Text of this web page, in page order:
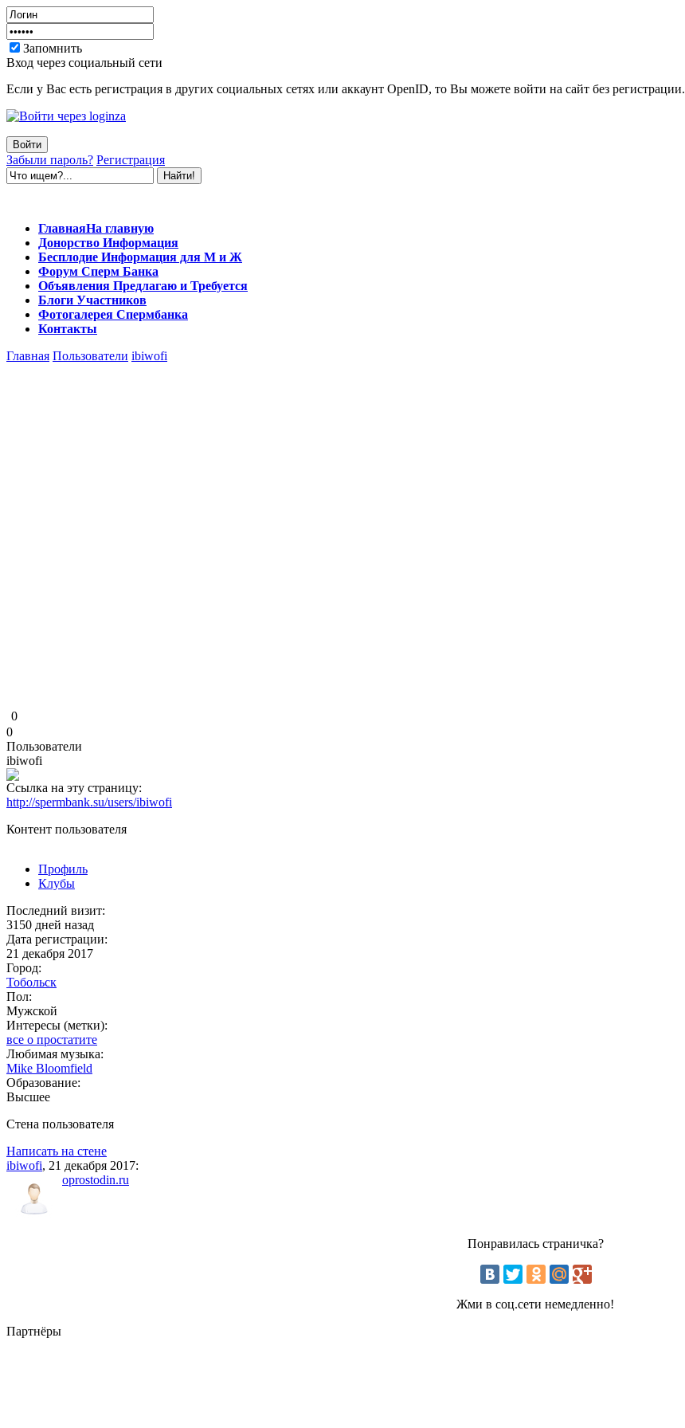
Запомнить
Вход через социальный сети
Если у Вас есть регистрация в других социальных сетях или аккаунт OpenID, то Вы можете войти на сайт без регистрации.
Забыли пароль? Регистрация
ГлавнаяНа главную
Донорство Информация
Бесплодие Информация для М и Ж
Форум Сперм Банка
Объявления Предлагаю и Требуется
Блоги Участников
Фотогалерея Спермбанка
Контакты
Главная Пользователи ibiwofi
0
0
Пользователи
ibiwofi
Ссылка на эту страницу:
http://spermbank.su/users/ibiwofi
Контент пользователя
Профиль
Клубы
Последний визит:
3150 дней назад
Дата регистрации:
21 декабря 2017
Город:
Тобольск
Пол:
Мужской
Интересы (метки):
все о простатите
Любимая музыка:
Mike Bloomfield
Образование:
Высшее
Стена пользователя
Написать на стене
ibiwofi, 21 декабря 2017:
oprostodin.ru
Понравилась страничка?
Жми в соц.сети немедленно!
Партнёры